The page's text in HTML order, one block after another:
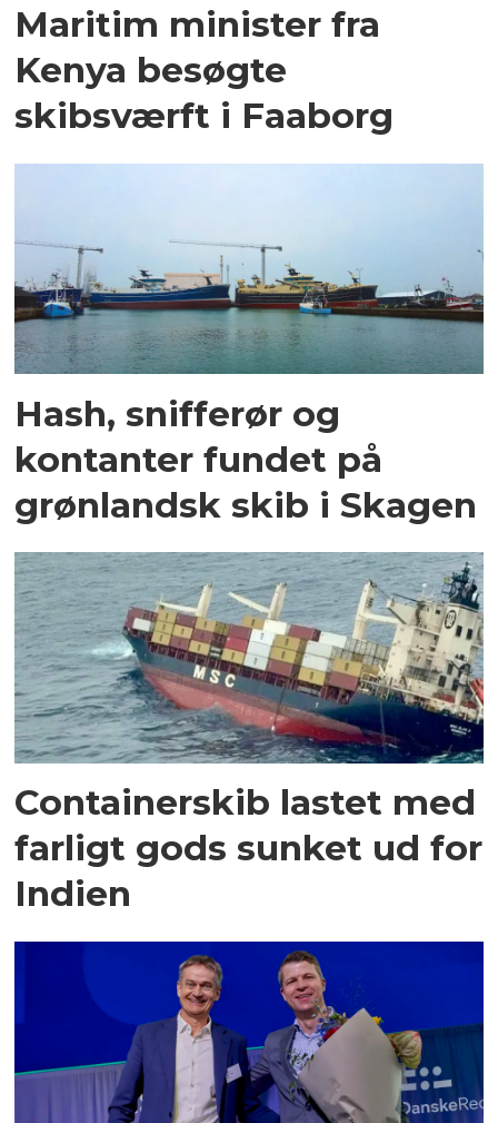
Maritim minister fra
Kenya besøgte
skibsværft i Faaborg
Hash, snifferør og
kontanter fundet på
grønlandsk skib i Skagen
Containerskib lastet med
farligt gods sunket ud for
Indien